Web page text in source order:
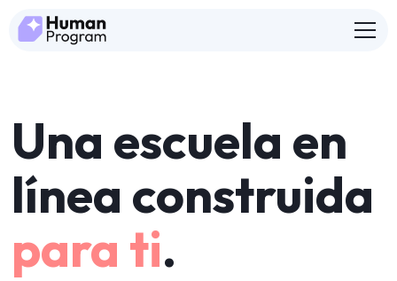
Una escuela en
línea construida
para ti.